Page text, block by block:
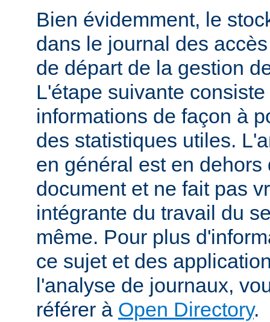
Bien évidemment, le
dans le journal des
de départ de la gestion
L'étape suivante
informations de façon à
des statistiques utiles.
en général est en dehors
document et ne fait pas
intégrante du travail du
même. Pour plus
ce sujet et des
l'analyse de journaux,
référer à Open Directory.